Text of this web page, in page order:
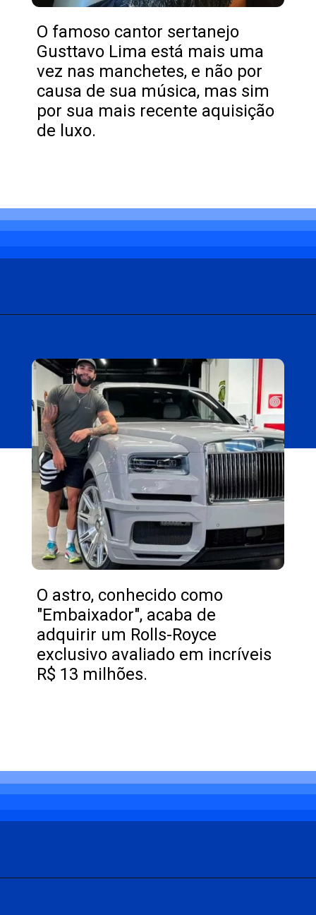
O famoso cantor sertanejo
Gusttavo Lima está mais uma
vez nas manchetes, e não por
causa de sua música, mas sim
por sua mais recente aquisição
de luxo.
O astro, conhecido como
"Embaixador", acaba de
adquirir um Rolls-Royce
exclusivo avaliado em incríveis
R$ 13 milhões.